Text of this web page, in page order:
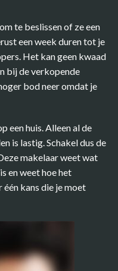
te beslissen of ze een
een week duren tot je
Het kan geen kwaad
bij de verkopende
bod neer omdat je
een huis. Alleen al de
is lastig. Schakel dus de
makelaar weet wat
en weet hoe het
kans die je moet